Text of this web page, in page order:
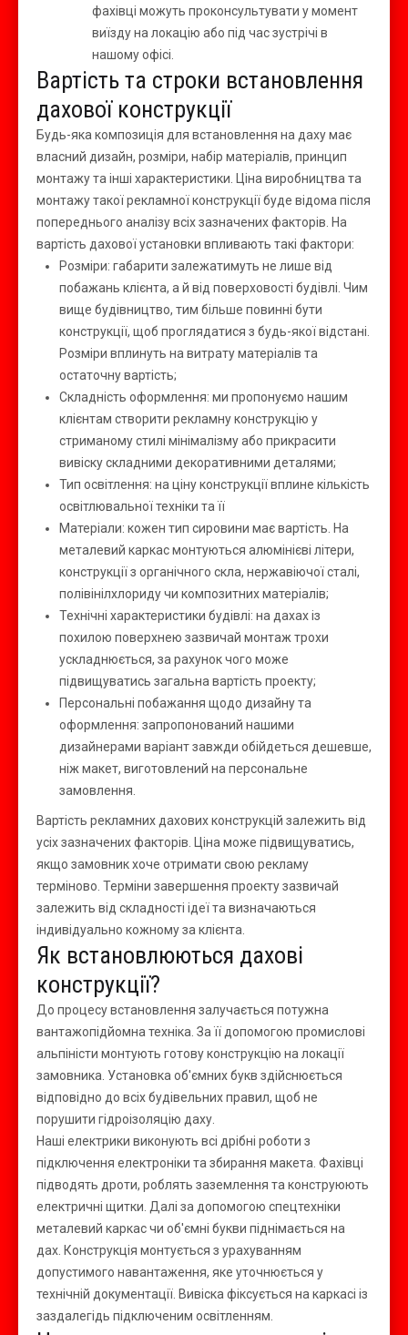
фахівці можуть проконсультувати у момент
виїзду на локацію або під час зустрічі в
нашому офісі.
Вартість та строки встановлення
дахової конструкції
Будь-яка композиція для встановлення на даху має
власний дизайн, розміри, набір матеріалів, принцип
монтажу та інші характеристики. Ціна виробництва та
монтажу такої рекламної конструкції буде відома після
попереднього аналізу всіх зазначених факторів. На
вартість дахової установки впливають такі фактори:
Розміри: габарити залежатимуть не лише від
побажань клієнта, а й від поверховості будівлі. Чим
вище будівництво, тим більше повинні бути
конструкції, щоб проглядатися з будь-якої відстані.
Розміри вплинуть на витрату матеріалів та
остаточну вартість;
Складність оформлення: ми пропонуємо нашим
клієнтам створити рекламну конструкцію у
стриманому стилі мінімалізму або прикрасити
вивіску складними декоративними деталями;
Тип освітлення: на ціну конструкції вплине кількість
освітлювальної техніки та її
Матеріали: кожен тип сировини має вартість. На
металевий каркас монтуються алюмінієві літери,
конструкції з органічного скла, нержавіючої сталі,
полівінілхлориду чи композитних матеріалів;
Технічні характеристики будівлі: на дахах із
похилою поверхнею зазвичай монтаж трохи
ускладнюється, за рахунок чого може
підвищуватись загальна вартість проекту;
Персональні побажання щодо дизайну та
оформлення: запропонований нашими
дизайнерами варіант завжди обійдеться дешевше,
ніж макет, виготовлений на персональне
замовлення.
Вартість рекламних дахових конструкцій залежить від
усіх зазначених факторів. Ціна може підвищуватись,
якщо замовник хоче отримати свою рекламу
терміново. Терміни завершення проекту зазвичай
залежить від складності ідеї та визначаються
індивідуально кожному за клієнта.
Як встановлюються дахові
конструкції?
До процесу встановлення залучається потужна
вантажопідйомна техніка. За її допомогою промислові
альпіністи монтують готову конструкцію на локації
замовника. Установка об'ємних букв здійснюється
відповідно до всіх будівельних правил, щоб не
порушити гідроізоляцію даху.
Наші електрики виконують всі дрібні роботи з
підключення електроніки та збирання макета. Фахівці
підводять дроти, роблять заземлення та конструюють
електричні щитки. Далі за допомогою спецтехніки
металевий каркас чи об'ємні букви піднімається на
дах. Конструкція монтується з урахуванням
допустимого навантаження, яке уточнюється у
технічній документації. Вивіска фіксується на каркасі із
заздалегідь підключеним освітленням.